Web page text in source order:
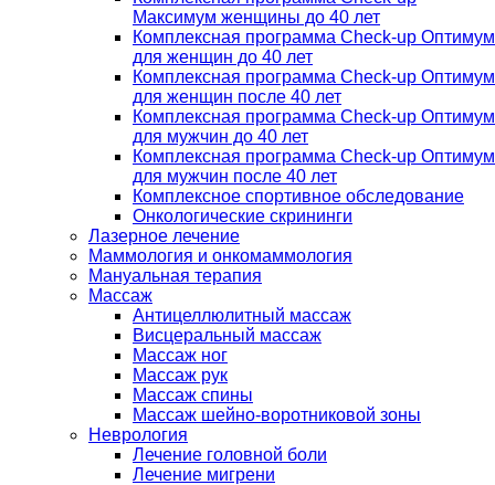
Максимум женщины до 40 лет
Комплексная программа Check-up Оптимум
для женщин до 40 лет
Комплексная программа Check-up Оптимум
для женщин после 40 лет
Комплексная программа Check-up Оптимум
для мужчин до 40 лет
Комплексная программа Check-up Оптимум
для мужчин после 40 лет
Комплексное спортивное обследование
Онкологические скрининги
Лазерное лечение
Маммология и онкомаммология
Мануальная терапия
Массаж
Антицеллюлитный массаж
Висцеральный массаж
Массаж ног
Массаж рук
Массаж спины
Массаж шейно-воротниковой зоны
Неврология
Лечение головной боли
Лечение мигрени